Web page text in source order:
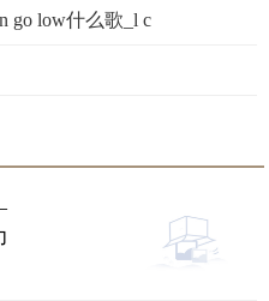
go low什么歌_l c